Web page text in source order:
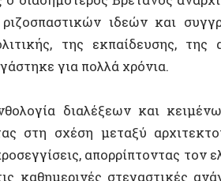
σχέση μεταξύ αρχιτεκτονικής
απορρίπτοντας τον
στεγαστικές ανάγκες
ως ένα εργαλείο
τη σημασία του ελέγχου από
των κοινοτήτων. Η